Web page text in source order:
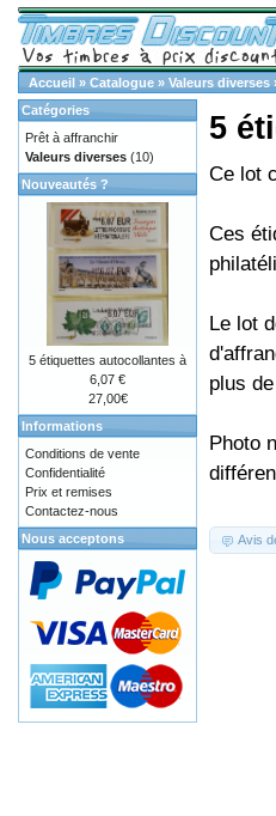
Accueil » Catalogue » Valeurs diverses
5
Ce lot
Ces
Le lot
plus
Photo
Avis
Catégories
Prêt à affranchir
Valeurs diverses (10)
Nouveautés ?
5 étiquettes autocollantes à
6,07 €
27,00€
Informations
Conditions de vente
Confidentialité
Prix et remises
Contactez-nous
Nous acceptons